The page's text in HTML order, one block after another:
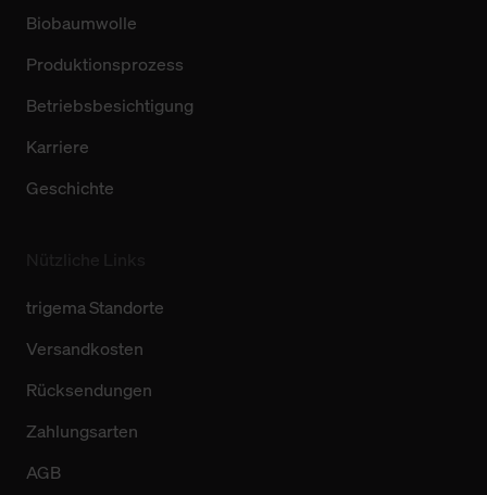
Biobaumwolle
Produktionsprozess
Betriebsbesichtigung
Karriere
Geschichte
trigema Standorte
Versandkosten
Rücksendungen
Zahlungsarten
AGB